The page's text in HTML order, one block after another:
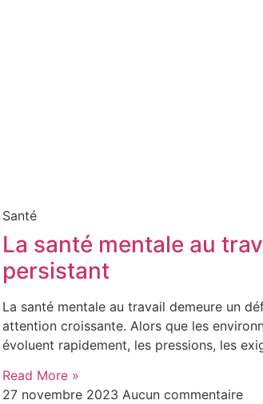
Santé
La santé mentale au
persistant
La santé mentale au travail demeure un
attention croissante. Alors que les
évoluent rapidement, les pressions, les
Read More »
27 novembre 2023 Aucun commentaire